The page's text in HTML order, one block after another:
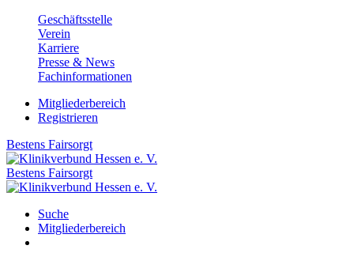
Geschäftsstelle
Verein
Karriere
Presse & News
Fachinformationen
Mitgliederbereich
Registrieren
Bestens Fairsorgt
Bestens Fairsorgt
Suche
Mitgliederbereich